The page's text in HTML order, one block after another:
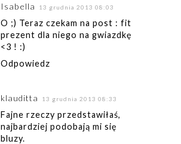
Isabella 13 grudnia 2013 08:03
O ;) Teraz czekam na post : fit
prezent dla niego na gwiazdkę
<3 ! :)
Odpowiedz
klauditta 13 grudnia 2013 08:33
Fajne rzeczy przedstawiłaś,
najbardziej podobają mi się
bluzy.